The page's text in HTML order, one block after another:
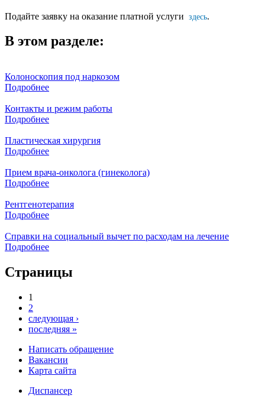
Подайте заявку на оказание платной услуги здесь.
В этом разделе:
Колоноскопия под наркозом
Подробнее
Контакты и режим работы
Подробнее
Пластическая хирургия
Подробнее
Прием врача-онколога (гинеколога)
Подробнее
Рентгенотерапия
Подробнее
Справки на социальный вычет по расходам на лечение
Подробнее
Страницы
1
2
следующая ›
последняя »
Написать обращение
Вакансии
Карта сайта
Диспансер